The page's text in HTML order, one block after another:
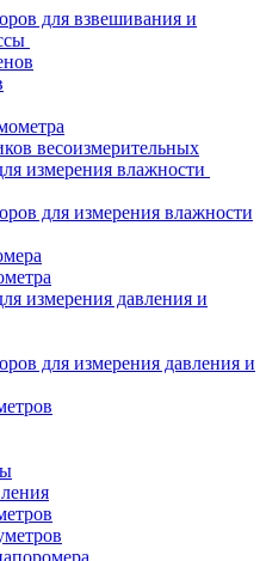
для взвешивания и
весоизмерительных
измерения влажности
для измерения влажности
измерения давления и
для измерения давления и